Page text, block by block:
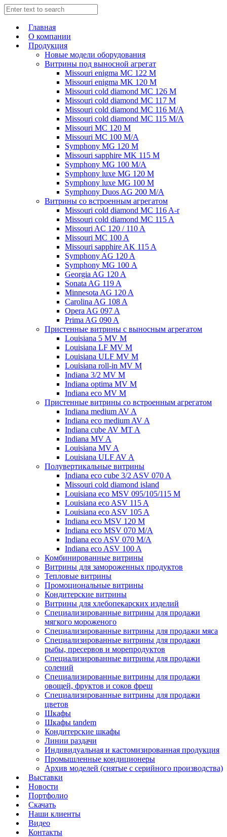
Главная
О компании
Продукция
Новые модели оборудования
Витрины под выносной агрегат
Missouri enigma MC 122 M
Missouri enigma MK 120 M
Missouri cold diamond MC 126 M
Missouri cold diamond MC 117 M
Missouri cold diamond MC 116 M/A
Missouri cold diamond MC 115 M/A
Missouri MC 120 M
Missouri MC 100 M/A
Symphony MG 120 M
Missouri sapphire MK 115 M
Symphony MG 100 M/А
Symphony luxe MG 120 M
Symphony luxe MG 100 M
Symphony Duos AG 200 M/A
Витрины со встроенным агрегатом
Missouri cold diamond MC 116 A-r
Missouri cold diamond MC 115 A
Missouri AC 120 / 110 A
Missouri MC 100 A
Missouri sapphire AK 115 A
Symphony AG 120 A
Symphony MG 100 А
Georgia AG 120 A
Sonata AG 119 A
Minnesota AG 120 A
Carolina AG 108 A
Opera AG 097 A
Prima AG 090 A
Пристенные витрины с выносным агрегатом
Louisiana 5 MV M
Louisiana LF MV M
Louisiana ULF MV M
Louisiana roll-in MV M
Indiana 3/2 MV M
Indiana optima MV M
Indiana eco MV M
Пристенные витрины со встроенным агрегатом
Indiana medium AV A
Indiana eco medium AV A
Indiana cube AV MT A
Indiana MV A
Louisiana MV A
Louisiana ULF AV A
Полувертикальные витрины
Indiana eco cube 3/2 ASV 070 A
Missouri cold diamond island
Louisiana eco MSV 095/105/115 M
Louisiana eco ASV 115 A
Louisiana eco ASV 105 A
Indiana eco MSV 120 M
Indiana eco MSV 070 M/A
Indiana eco ASV 070 M/A
Indiana eco ASV 100 A
Комбинированные витрины
Витрины для замороженных продуктов
Тепловые витрины
Промоциональные витрины
Кондитерские витрины
Витрины для хлебопекарских изделий
Специализированные витрины для продажи
мягкого мороженого
Специализированные витрины для продажи мяса
Специализированные витрины для продажи
рыбы, пресервов и морепродуктов
Специализированные витрины для продажи
солений
Специализированные витрины для продажи
овощей, фруктов и соков фреш
Специализированные витрины для продажи
цветов
Шкафы
Шкафы tandem
Кондитерские шкафы
Линии раздачи
Индивидуальная и кастомизированная продукция
Промышленные кондиционеры
Архив моделей (снятые с серийного производства)
Выставки
Новости
Портфолио
Скачать
Наши клиенты
Видео
Контакты